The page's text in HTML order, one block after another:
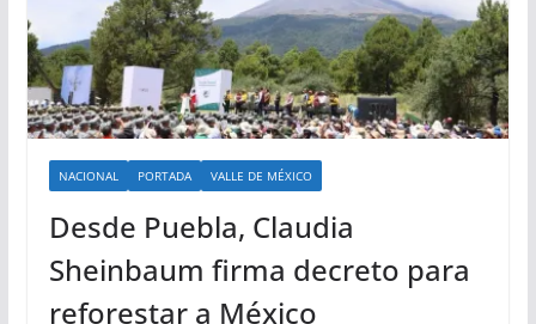
NACIONAL PORTADA VALLE DE MÉXICO
Desde Puebla, Claudia
Sheinbaum firma decreto para
reforestar a México